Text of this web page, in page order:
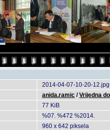
2014-04-07-10-20-12.jpg
anida.ramic /Vrijedna
77 KiB
%07. %472 %2014.
960 x 642 piksela